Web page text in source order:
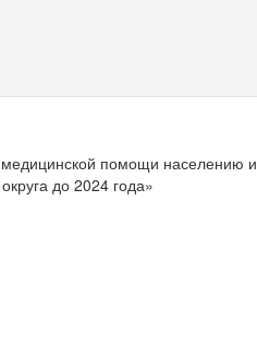
помощи населению и
до 2024 года»